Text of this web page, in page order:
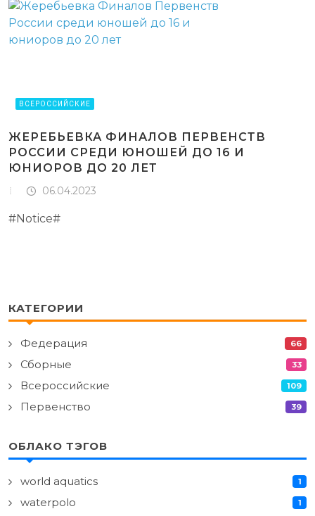
ВСЕРОССИЙСКИЕ
ЖЕРЕБЬЕВКА ФИНАЛОВ ПЕРВЕНСТВ
РОССИИ СРЕДИ ЮНОШЕЙ ДО 16 И
ЮНИОРОВ ДО 20 ЛЕТ
06.04.2023
#Notice#
КАТЕГОРИИ
Федерация 66
Сборные 33
Всероссийские 109
Первенство 39
ОБЛАКО ТЭГОВ
world aquatics 1
waterpolo 1